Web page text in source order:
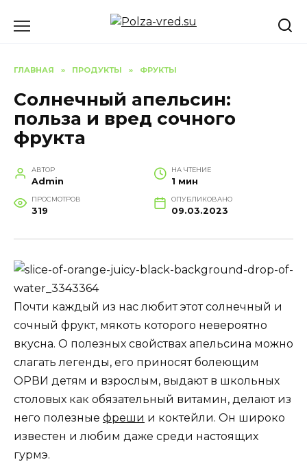
ГЛАВНАЯ » ПРОДУКТЫ » ФРУКТЫ
Cолнечный апельсин:
польза и вред сочного
фрукта
АВТОР
Admin
НА ЧТЕНИЕ
1 мин
ПРОСМОТРОВ
319
ОПУБЛИКОВАНО
09.03.2023
Почти каждый из нас любит этот солнечный и
сочный фрукт, мякоть которого невероятно
вкусна. О полезных свойствах апельсина можно
слагать легенды, его приносят болеющим
ОРВИ детям и взрослым, выдают в школьных
столовых как обязательный витамин, делают из
него полезные фреши и коктейли. Он широко
известен и любим даже среди настоящих
гурмэ.